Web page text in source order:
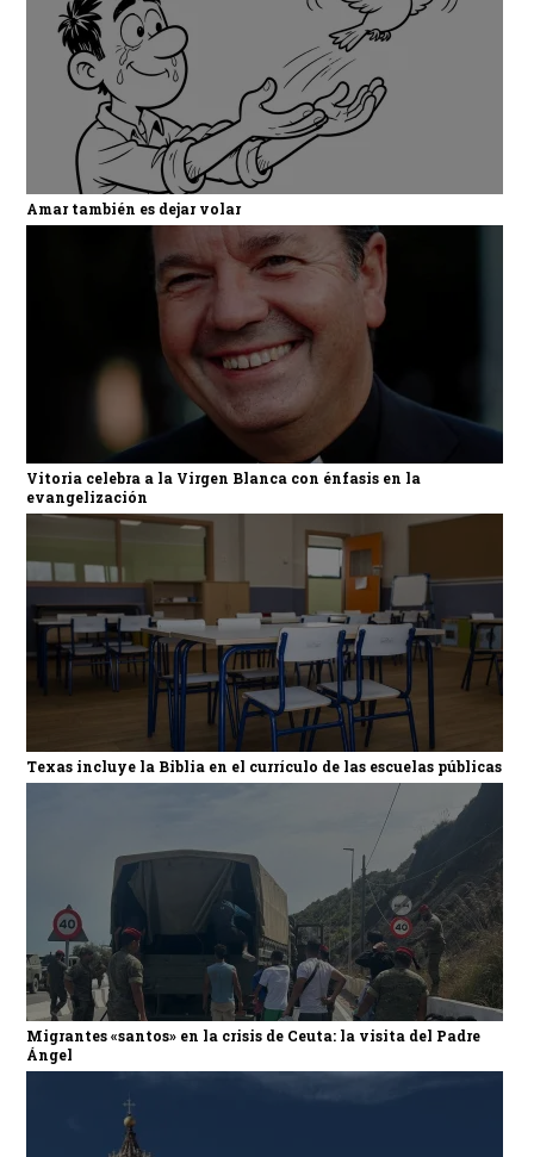
Amar también es dejar volar
Vitoria celebra a la Virgen Blanca con énfasis en la
evangelización
Texas incluye la Biblia en el currículo de las escuelas públicas
Migrantes «santos» en la crisis de Ceuta: la visita del Padre
Ángel